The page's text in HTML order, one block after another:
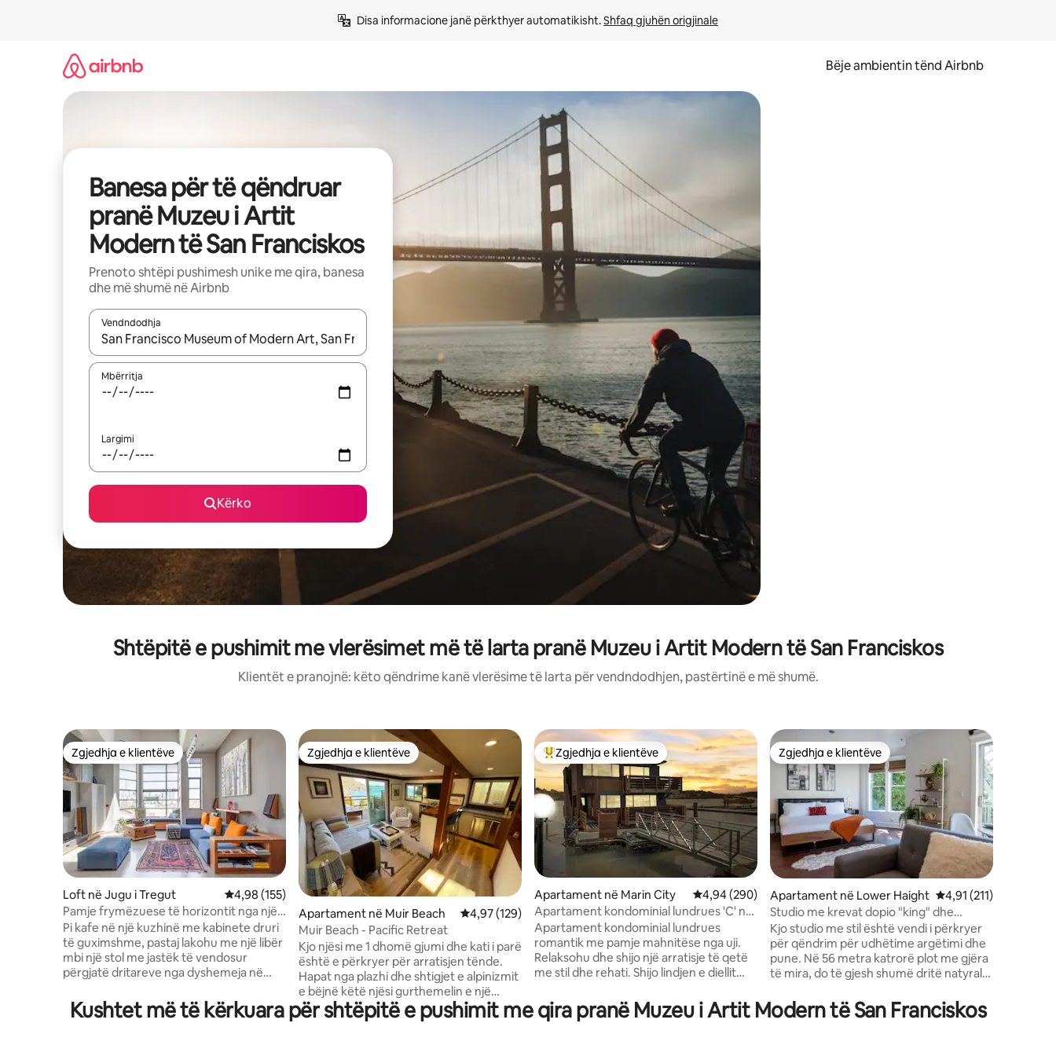
Disa informacione janë përkthyer automatikisht. Shfaq gjuhën origjinale
Bëje ambientin tënd Airbnb
Banesa për të qëndruar
pranë Muzeu i Artit
Modern të San Franciskos
Prenoto shtëpi pushimesh unike me qira, banesa
dhe më shumë në Airbnb
Vendndodhja
Kur rezultatet të jenë të disponueshme, lëviz me butonat e shigjetave lart e poshtë ose eksploro duke prekur ose duke lëvizur ekranin.
Mbërritja
Largimi
Kërko
Shtëpitë e pushimit me vlerësimet më të larta pranë Muzeu i Artit Modern të San Franciskos
Klientët e pranojnë: këto qëndrime kanë vlerësime të larta për vendndodhjen, pastërtinë e më shumë.
Zgjedhja e klientëve
Zgjedhja e klientëve
Loft në Jugu i Tregut Vlerësimi mesatar 4,98 nga 5, 155 vlerësime
4,98 (155)
Pamje frymëzuese të horizontit nga një
loft Hip në SoMa
Pi kafe në një kuzhinë me kabinete druri
të guximshme, pastaj lakohu me një libër
mbi një stol me jastëk të vendosur
përgjatë dritareve nga dyshemeja në
Arredime moderne dhe dekor
shumëngjyrësh krijojnë një atmosferë të
Zgjedhja e klientëve
Zgjedhja e klientëve
Apartament në Muir Beach Vlerësimi mesatar 4,97 nga 5, 129 vlerësime
4,97 (129)
Muir Beach - Pacific Retreat
Kjo njësi me 1 dhomë gjumi dhe kati i parë
është e përkryer për arratisjen tënde.
Hapat nga plazhi dhe shtigjet e alpinizmit
e bëjnë këtë njësi gurthemelin e një
pushimi të shkëlqyer çlodhës ose
aventuresk. Kjo njësi në katin e poshtëm
Më të mirat e zgjedhjeve të klientëve
Zgjedhja e klientëve
Apartament në Marin City Vlerësimi mesatar 4,94 nga 5, 290 vlerësime
4,94 (290)
Apartament kondominial lundrues 'C' në
gjirin Richardson të Sausalitos
Apartament kondominial lundrues
romantik me pamje mahnitëse nga uji.
Relaksohu dhe shijo një arratisje të qetë
me stil dhe rehati. Shijo lindjen e diellit
rehatshme në verandë me pelikanë të
rastit (apo edhe një hidroavion) që vijnë e
Zgjedhja e klientëve
Zgjedhja e klientëve
Apartament në Lower Haight Vlerësimi mesatar
4,91 (211)
Studio me krevat dopio "king" dhe
kuzhinë të plotë në Lower Haight
Kjo studio me stil është vendi i përkryer
për qëndrim për udhëtime argëtimi dhe
pune. Në 56 metra katrorë plot me gjëra
të mira, do të gjesh shumë dritë natyrale,
dopio "king", hapësirë të dedikuar pune,
zonë ngrënieje dhe praktikisht
Kushtet më të kërkuara për shtëpitë e pushimit me qira pranë Muzeu i Artit Modern të San Franciskos